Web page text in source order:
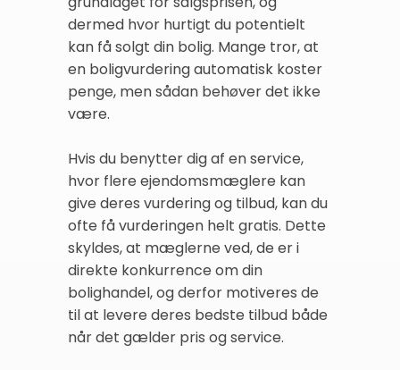
dermed hvor hurtigt du potentielt
kan få solgt din bolig. Mange tror, at
en boligvurdering automatisk koster
penge, men sådan behøver det ikke
være.
Hvis du benytter dig af en service,
hvor flere ejendomsmæglere kan
give deres vurdering og tilbud, kan du
ofte få vurderingen helt gratis. Dette
skyldes, at mæglerne ved, de er i
direkte konkurrence om din
bolighandel, og derfor motiveres de
til at levere deres bedste tilbud både
når det gælder pris og service.